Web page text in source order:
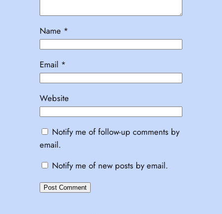
Name *
Email *
Website
Notify me of follow-up comments by
email.
Notify me of new posts by email.